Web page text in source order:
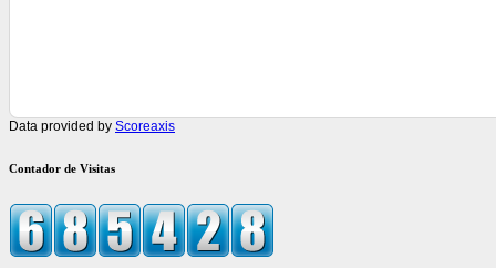
Data provided by Scoreaxis
Contador de Visitas